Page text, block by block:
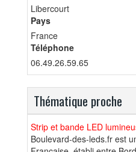
Libercourt
Pays
France
Téléphone
06.49.26.59.65
Thématique proche
Strip et bande LED
Boulevard-des-leds.fr est